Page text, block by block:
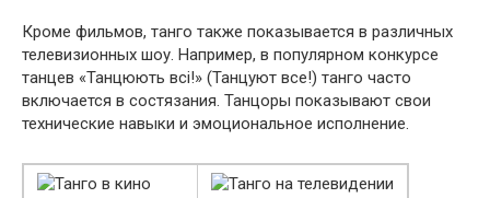
Кроме фильмов, танго также показывается в различных
телевизионных шоу. Например, в популярном конкурсе
танцев «Танцюють всі!» (Танцуют все!) танго часто
включается в состязания. Танцоры показывают свои
технические навыки и эмоциональное исполнение.